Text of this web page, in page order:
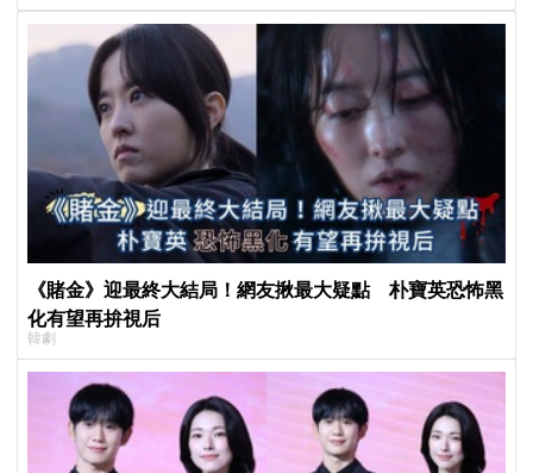
《賭金》迎最終大結局！網友揪最大疑點 朴寶英恐怖黑
化有望再拚視后
韓劇